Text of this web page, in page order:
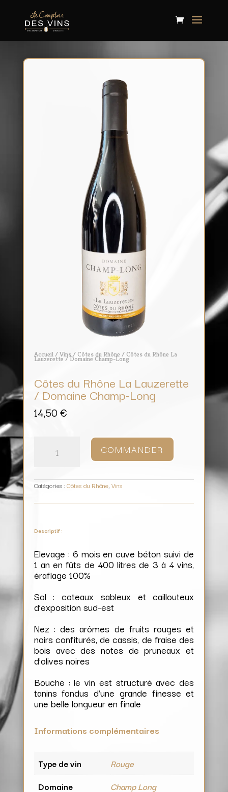
Accueil/Vins/ Côtes du Rhône / Côtes du Rhône La
Lauzerette / Domaine Champ-Long
Côtes du Rhône La Lauzerette
/ Domaine Champ-Long
14,50€
Champ-
Long
COMMANDER
Catégories : Côtes du Rhône, Vins
Descriptif :
Elevage : 6 mois en cuve béton suivi de
1 an en fûts de 400 litres de 3 à 4 vins,
éraflage 100%
Sol : coteaux sableux et caillouteux
d’exposition sud-est
Nez : des arômes de fruits rouges et
noirs confiturés, de cassis, de fraise des
bois avec des notes de pruneaux et
d’olives noires
Bouche : le vin est structuré avec des
tanins fondus d’une grande finesse et
une belle longueur en finale
Informations complémentaires
Type de vin
Rouge
Domaine
Champ Long